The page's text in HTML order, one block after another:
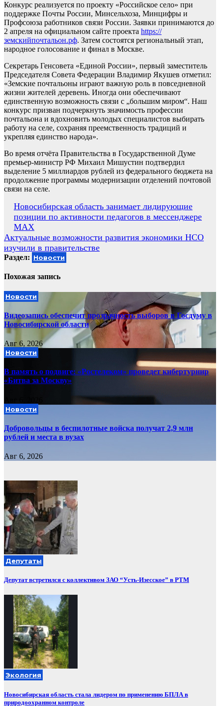
Конкурс реализуется по проекту «Российское село» при
поддержке Почты России, Минсельхоза, Минцифры и
Профсоюза работников связи России. Заявки принимаются до
2 апреля на официальном сайте проекта https://
земскийпочтальон.рф. Затем состоятся региональный этап,
народное голосование и финал в Москве.
Секретарь Генсовета «Единой России», первый заместитель
Председателя Совета Федерации Владимир Якушев отметил:
«Земские почтальоны играют важную роль в повседневной
жизни жителей деревень. Иногда они обеспечивают
единственную возможность связи с „большим миром“. Наш
конкурс призван подчеркнуть значимость профессии
почтальона и вдохновить молодых специалистов выбирать
работу на селе, сохраняя преемственность традиций и
укрепляя единство народа».
Во время отчёта Правительства в Государственной Думе
премьер-министр РФ Михаил Мишустин подтвердил
выделение 5 миллиардов рублей из федерального бюджета на
продолжение программы модернизации отделений почтовой
связи на селе.
Навигация
по
записям
Новосибирская область занимает лидирующие
позиции по активности педагогов в мессенджере
МАХ
Актуальные возможности развития экономики НСО
изучили в правительстве
Раздел: Новости
Похожая запись
Новости
Видеозапись обеспечит прозрачность выборов в Госдуму в
Новосибирской области
Авг 6, 2026
Новости
В память о подвиге: «Ростелеком» проведет кибертурнир
«Битва за Москву»
Новости
Добровольцы в беспилотные войска получат 2,9 млн
рублей и места в вузах
Авг 6, 2026
Депутаты
Депутат встретился с коллективом ЗАО “Усть-Изесское” в РТМ
Экология
Новосибирская область стала лидером по применению БПЛА в
природоохранном контроле